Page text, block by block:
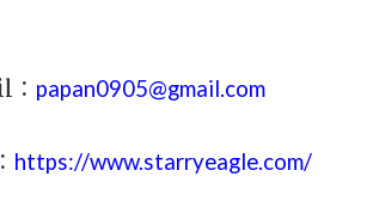
papan0905@gmail.com
https://www.starryeagle.com/